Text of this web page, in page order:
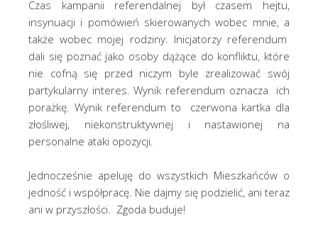
Czas kampanii referendalnej był czasem hejtu,
insynuacji i pomówień skierowanych wobec mnie, a
także wobec mojej rodziny. Inicjatorzy referendum
dali się poznać jako osoby dążące do konfliktu, które
nie cofną się przed niczym byle zrealizować swój
partykularny interes. Wynik referendum oznacza ich
porażkę. Wynik referendum to czerwona kartka dla
złośliwej, niekonstruktywnej i nastawionej na
personalne ataki opozycji.
Jednocześnie apeluję do wszystkich Mieszkańców o
jedność i współpracę. Nie dajmy się podzielić, ani teraz
ani w przyszłości. Zgoda buduje!